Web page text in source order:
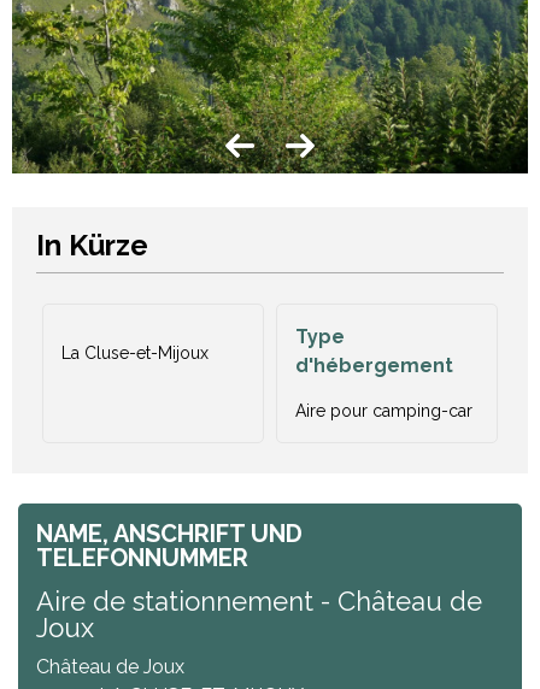
In Kürze
La Cluse-et-Mijoux
Type
d'hébergement
Aire pour camping-car
NAME, ANSCHRIFT UND
TELEFONNUMMER
Aire de stationnement - Château de
Joux
Château de Joux